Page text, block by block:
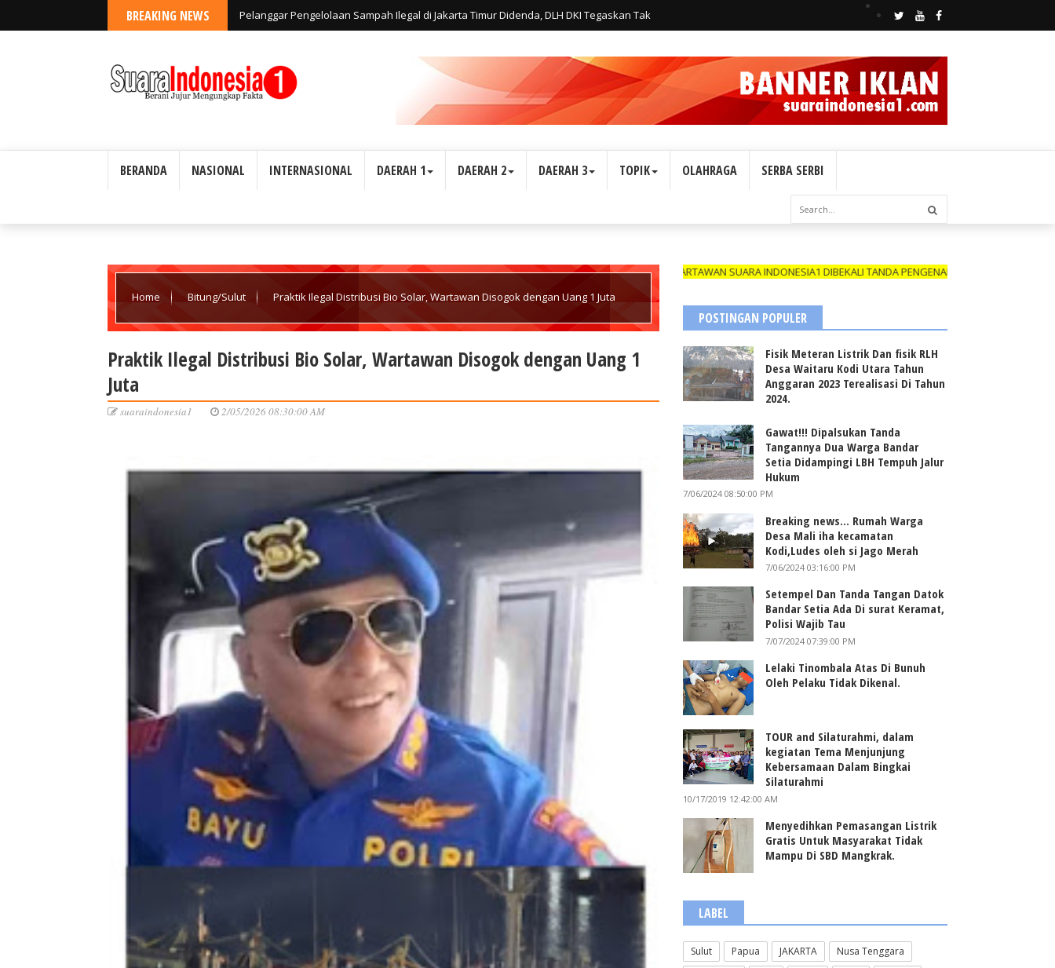
BREAKING NEWS Pelanggar Pengelolaan Sampah Ilegal di Jakarta Timur Didenda, DLH DKI Tegaskan Tak
BERANDA NASIONAL INTERNASIONAL DAERAH 1 DAERAH 2 DAERAH 3 TOPIK OLAHRAGA SERBA SERBI
Home Bitung/Sulut Praktik Ilegal Distribusi Bio Solar, Wartawan Disogok dengan Uang 1 Juta
Praktik Ilegal Distribusi Bio Solar, Wartawan Disogok dengan Uang 1
Juta
suaraindonesia1 2/05/2026 08:30:00 AM
WARTAWAN SUARA INDONESIA1 DIBEKALI TANDA PENGENAL (ID CARD) YANG MASIH BERLAKU
POSTINGAN POPULER
Fisik Meteran Listrik Dan fisik RLH
Desa Waitaru Kodi Utara Tahun
Anggaran 2023 Terealisasi Di Tahun
2024.
Gawat!!! Dipalsukan Tanda
Tangannya Dua Warga Bandar
Setia Didampingi LBH Tempuh Jalur
Hukum
7/06/2024 08:50:00 PM
Breaking news... Rumah Warga
Desa Mali iha kecamatan
Kodi,Ludes oleh si Jago Merah
7/06/2024 03:16:00 PM
Setempel Dan Tanda Tangan Datok
Bandar Setia Ada Di surat Keramat,
Polisi Wajib Tau
7/07/2024 07:39:00 PM
Lelaki Tinombala Atas Di Bunuh
Oleh Pelaku Tidak Dikenal.
TOUR and Silaturahmi, dalam
kegiatan Tema Menjunjung
Kebersamaan Dalam Bingkai
Silaturahmi
10/17/2019 12:42:00 AM
Menyedihkan Pemasangan Listrik
Gratis Untuk Masyarakat Tidak
Mampu Di SBD Mangkrak.
LABEL
Sulut Papua JAKARTA
Nusa Tenggara